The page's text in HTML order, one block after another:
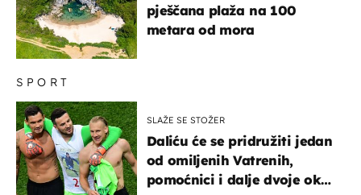
SPORT
SLAŽE SE STOŽER
Daliću će se pridružiti jedan
od omiljenih Vatrenih,
pomoćnici i dalje dvoje oko
pješčana plaža na 100
metara od mora